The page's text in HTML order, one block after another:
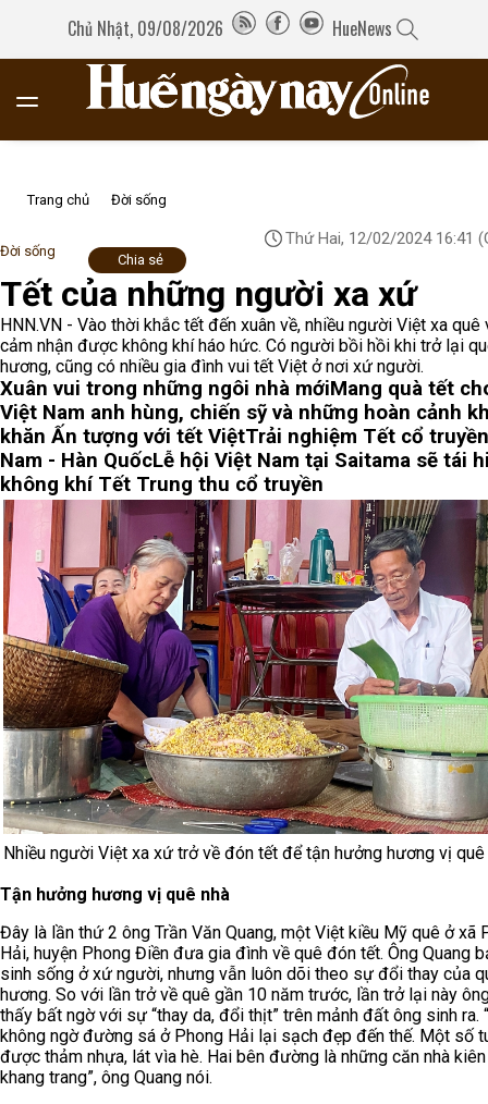
Chủ Nhật, 09/08/2026 HueNews
Trang chủ Đời sống
Đời sống
Thứ Hai, 12/02/2024 16:41
Chia sẻ
Tết của những người xa xứ
HNN.VN - Vào thời khắc tết đến xuân về, nhiều người Việt xa quê
cảm nhận được không khí háo hức. Có người bồi hồi khi trở lại
hương, cũng có nhiều gia đình vui tết Việt ở nơi xứ người.
Xuân vui trong những ngôi nhà mớiMang quà tết
Việt Nam anh hùng, chiến sỹ và những hoàn cảnh
khăn Ấn tượng với tết ViệtTrải nghiệm Tết cổ
Nam - Hàn QuốcLễ hội Việt Nam tại Saitama sẽ tái
không khí Tết Trung thu cổ truyền
Nhiều người Việt xa xứ trở về đón tết để tận hưởng hương vị
Tận hưởng hương vị quê nhà
Đây là lần thứ 2 ông Trần Văn Quang, một Việt kiều Mỹ quê ở xã
Hải, huyện Phong Điền đưa gia đình về quê đón tết. Ông Quang
sinh sống ở xứ người, nhưng vẫn luôn dõi theo sự đổi thay của
hương. So với lần trở về quê gần 10 năm trước, lần trở lại này
thấy bất ngờ với sự “thay da, đổi thịt” trên mảnh đất ông sinh ra.
không ngờ đường sá ở Phong Hải lại sạch đẹp đến thế. Một số
được thảm nhựa, lát vìa hè. Hai bên đường là những căn nhà
khang trang”, ông Quang nói.